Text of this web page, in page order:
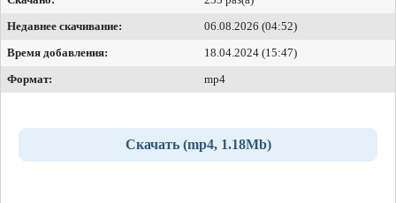
Недавнее скачивание:
06.08.2026 (04:52)
Время добавления:
18.04.2024 (15:47)
Формат:
mp4
Скачать (mp4, 1.18Mb)